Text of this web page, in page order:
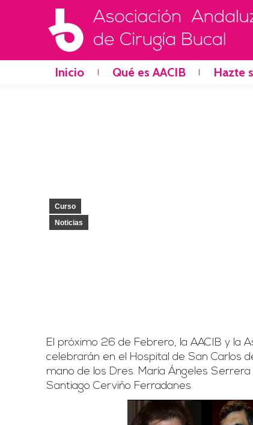
Inicio Qué es AACIB Hazte
Curso
Noticias
El próximo 26 de Febrero, la AACIB y la
celebrarán en el Hospital de San Carlos
mano de los Dres. María Ángeles
Santiago Cerviño Ferradanes.